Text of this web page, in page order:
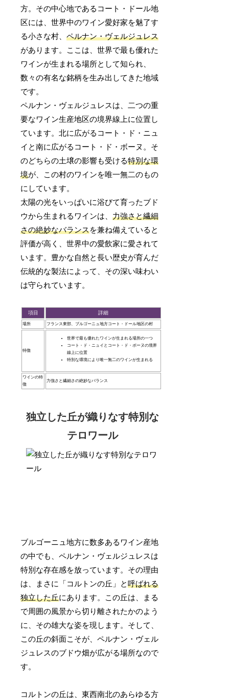
方。その中心地であるコート・ドール地
区には、世界中のワイン愛好家を魅了す
る小さな村、ペルナン・ヴェルジュレス
があります。ここは、世界で最も優れた
ワインが生まれる場所として知られ、
数々の有名な銘柄を生み出してきた地域
です。
ペルナン・ヴェルジュレスは、二つの重
要なワイン生産地区の境界線上に位置し
ています。北に広がるコート・ド・ニュ
イと南に広がるコート・ド・ボーヌ。そ
のどちらの土壌の影響も受ける特別な環
境が、この村のワインを唯一無二のもの
にしています。
太陽の光をいっぱいに浴びて育ったブド
ウから生まれるワインは、力強さと繊細
さの絶妙なバランスを兼ね備えていると
評価が高く、世界中の愛飲家に愛されて
います。豊かな自然と長い歴史が育んだ
伝統的な製法によって、その深い味わい
は守られています。
項目 詳細
場所 フランス東部、ブルゴーニュ地方コート・ドール地区の村
特徴
世界で最も優れたワインが生まれる場所の一つ
コート・ド・ニュイとコート・ド・ボーヌの境界
線上に位置
特別な環境により唯一無二のワインが生まれる
ワインの特
徴
力強さと繊細さの絶妙なバランス
独立した丘が織りなす特別な
テロワール
ブルゴーニュ地方に数多あるワイン産地
の中でも、ペルナン・ヴェルジュレスは
特別な存在感を放っています。その理由
は、まさに「コルトンの丘」と呼ばれる
独立した丘にあります。この丘は、まる
で周囲の風景から切り離されたかのよう
に、その雄大な姿を現します。そして、
この丘の斜面こそが、ペルナン・ヴェル
ジュレスのブドウ畑が広がる場所なので
す。
コルトンの丘は、東西南北のあらゆる方